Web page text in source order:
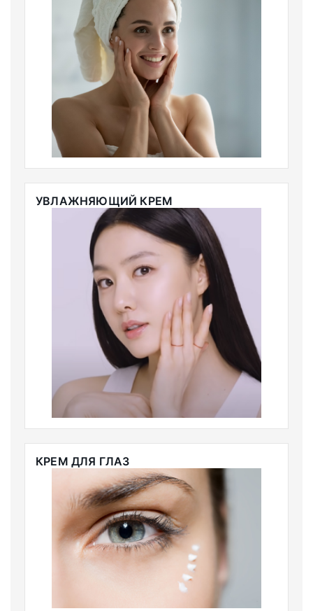
УВЛАЖНЯЮЩИЙ КРЕМ
КРЕМ ДЛЯ ГЛАЗ